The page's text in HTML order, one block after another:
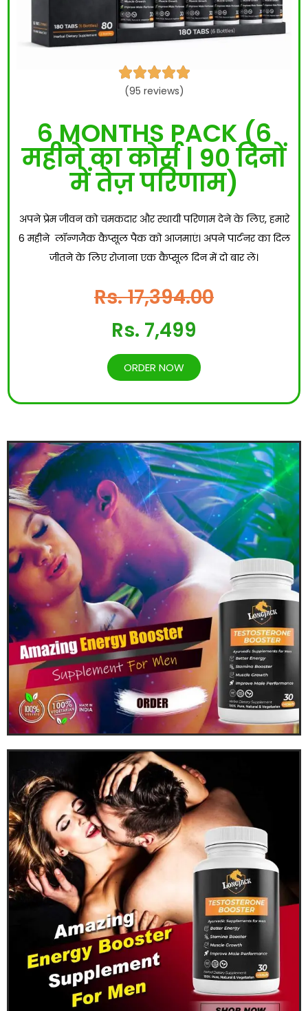

(95 reviews)
6 MONTHS PACK (6
महीने का कोर्स | 90 दिनों
में तेज़ परिणाम)
अपने प्रेम जीवन को चमकदार और स्थायी परिणाम देने के लिए, हमारे
6 महीने लॉन्गजैक कैप्सूल पैक को आजमाएं। अपने पार्टनर का दिल
जीतने के लिए रोजाना एक कैप्सूल दिन में दो बार लें।
Rs. 17,394.00
Rs. 7,499
ORDER NOW